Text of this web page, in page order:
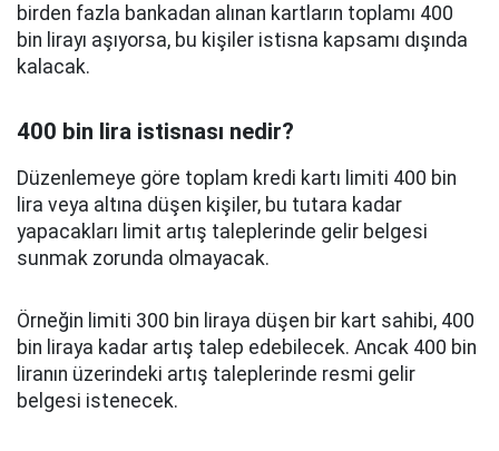
birden fazla bankadan alınan kartların toplamı 400
bin lirayı aşıyorsa, bu kişiler istisna kapsamı dışında
kalacak.
400 bin lira istisnası nedir?
Düzenlemeye göre toplam kredi kartı limiti 400 bin
lira veya altına düşen kişiler, bu tutara kadar
yapacakları limit artış taleplerinde gelir belgesi
sunmak zorunda olmayacak.
Örneğin limiti 300 bin liraya düşen bir kart sahibi, 400
bin liraya kadar artış talep edebilecek. Ancak 400 bin
liranın üzerindeki artış taleplerinde resmi gelir
belgesi istenecek.